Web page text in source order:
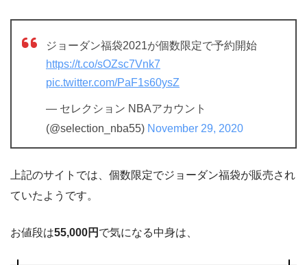
ジョーダン福袋2021が個数限定で予約開始
https://t.co/sOZsc7Vnk7
pic.twitter.com/PaF1s60ysZ
— セレクション NBAアカウント
(@selection_nba55) November 29, 2020
上記のサイトでは、個数限定でジョーダン福袋が販売され
ていたようです。
お値段は55,000円 で気になる中身は、